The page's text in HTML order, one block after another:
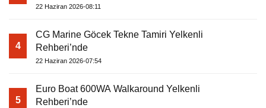
22 Haziran 2026-08:11
4
CG Marine Göcek Tekne Tamiri Yelkenli
Rehberi’nde
22 Haziran 2026-07:54
5
Euro Boat 600WA Walkaround Yelkenli
Rehberi’nde